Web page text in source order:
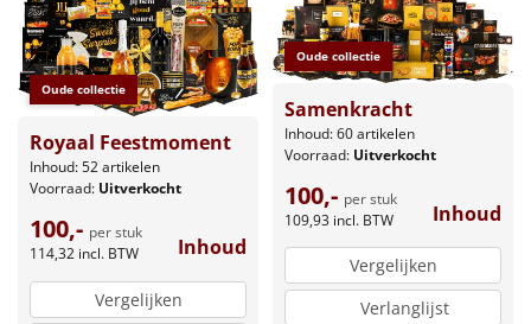
Oude collectie
Royaal Feestmoment
Inhoud: 52 artikelen
Voorraad: Uitverkocht
100,- per stuk
114,32 incl. BTW Inhoud
Vergelijken
Oude collectie
Samenkracht
Inhoud: 60 artikelen
Voorraad: Uitverkocht
100,- per stuk
109,93 incl. BTW Inhoud
Vergelijken
Verlanglijst